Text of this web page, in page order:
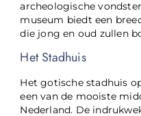
archeologische
museum biedt een
die jong en oud zullen
Het Stadhuis
Het gotische stadhuis
een van de mooiste
Nederland. De